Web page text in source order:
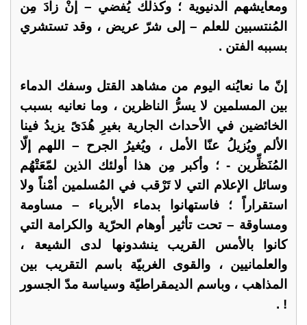
ومعايشهم الدنيوية ؛ وكذلك يُفضي – إنْ زادَ مِن
المُنتسبين للعلم – إلى شرّ عريض ، وقد تستشري
بسببه الفتن .
إنّ ما نعايُنه اليوم من مشاهد القتل وسفك الدماء
بين المسلمين لا يسرُّ الناظرين ، وما نعانيه بسبب
الخائضين في الأحداث الجارية بغيرِ هُدَىً يزيدُ فينا
الألم ويُزيلُ عنّا الأمل ، ويُغيرُ الجرح – اللهم إلّا
المُنَظِّرين - ؛ وأكبر مِن هذا أولئك الذين لمّعَتْهُم
وسائل الإعلام التي لا تَرْقب في المُسلمين أمْناً ولا
استقراراً ؛ فاستهانوا بدماء الأبرياء – مساومة
ومساوقة – تحت تأثير أوهام الحرّية والكرامة التي
كانوا بالأمس القريب ينشدونها لدى الشيعة ،
والعلمانيين ، والقوى الغربيّة باسم التقريب بين
المذاهب ، وباسم الديمقراطيّة وسياسة مدّ الجسور
! .